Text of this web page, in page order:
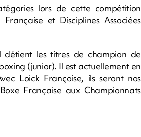
lors de cette compétition
et Disciplines Associées
détient les titres de champion de
(junior). Il est actuellement en
Loick Françoise, ils seront nos
Française aux Championnats